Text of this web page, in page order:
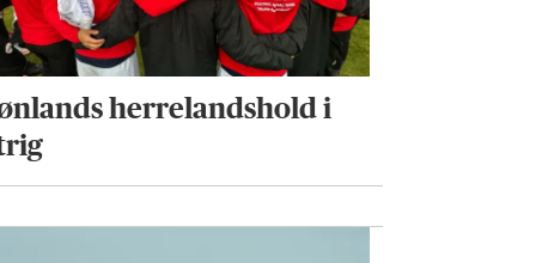
herrelandshold i